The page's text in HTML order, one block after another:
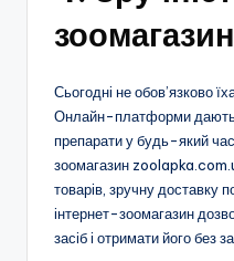
Сьогодні не обов’язково
Онлайн-платформи дають
препарати у будь-який
зоомагазин
товарів, зручну доставку
інтернет-зоомагазин
засіб і отримати його без